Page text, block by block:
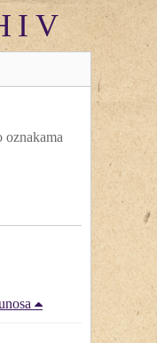
oznakama